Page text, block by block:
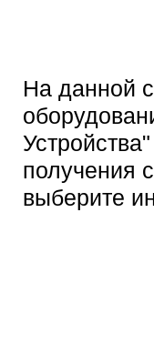
На данной
получения
выберите